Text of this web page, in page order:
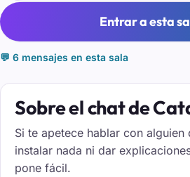
Entrar a esta
💬 6 mensajes en esta sala
Sobre el chat de
Si te apetece hablar con alguien
instalar nada ni dar
pone fácil.